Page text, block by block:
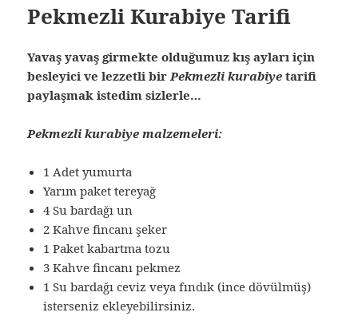
Pekmezli Kurabiye Tarifi
Yavaş yavaş girmekte olduğumuz kış ayları için
besleyici ve lezzetli bir Pekmezli kurabiye tarifi
paylaşmak istedim sizlerle…
Pekmezli kurabiye malzemeleri:
1 Adet yumurta
Yarım paket tereyağ
4 Su bardağı un
2 Kahve fincanı şeker
1 Paket kabartma tozu
3 Kahve fincanı pekmez
1 Su bardağı ceviz veya fındık (ince dövülmüş)
isterseniz ekleyebilirsiniz.